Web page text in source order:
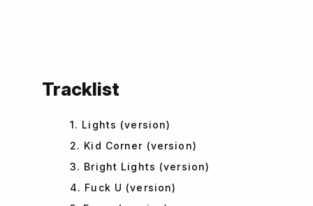
Tracklist
1. Lights (version)
2. Kid Corner (version)
3. Bright Lights (version)
4. Fuck U (version)